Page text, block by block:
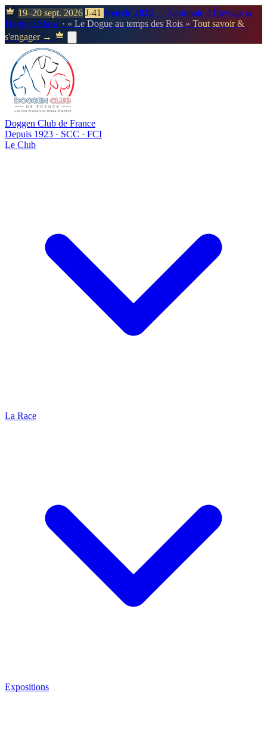
19–20 sept. 2026 J-41 Neuvic 2026 — Nationale d'Élevage &
Doggen Show · « Le Dogue au temps des Rois » Tout savoir &
s'engager →
Doggen Club de France
Depuis 1923 · SCC · FCI
Le Club
La Race
Expositions